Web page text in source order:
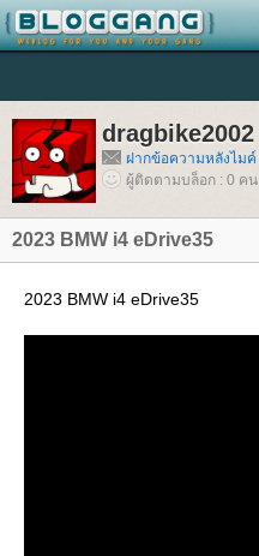
dragbike2002
ฝากข้อความหลังไมค์
ผู้ติดตามบล็อก : 0 คน
2023 BMW i4 eDrive35
2023 BMW i4 eDrive35